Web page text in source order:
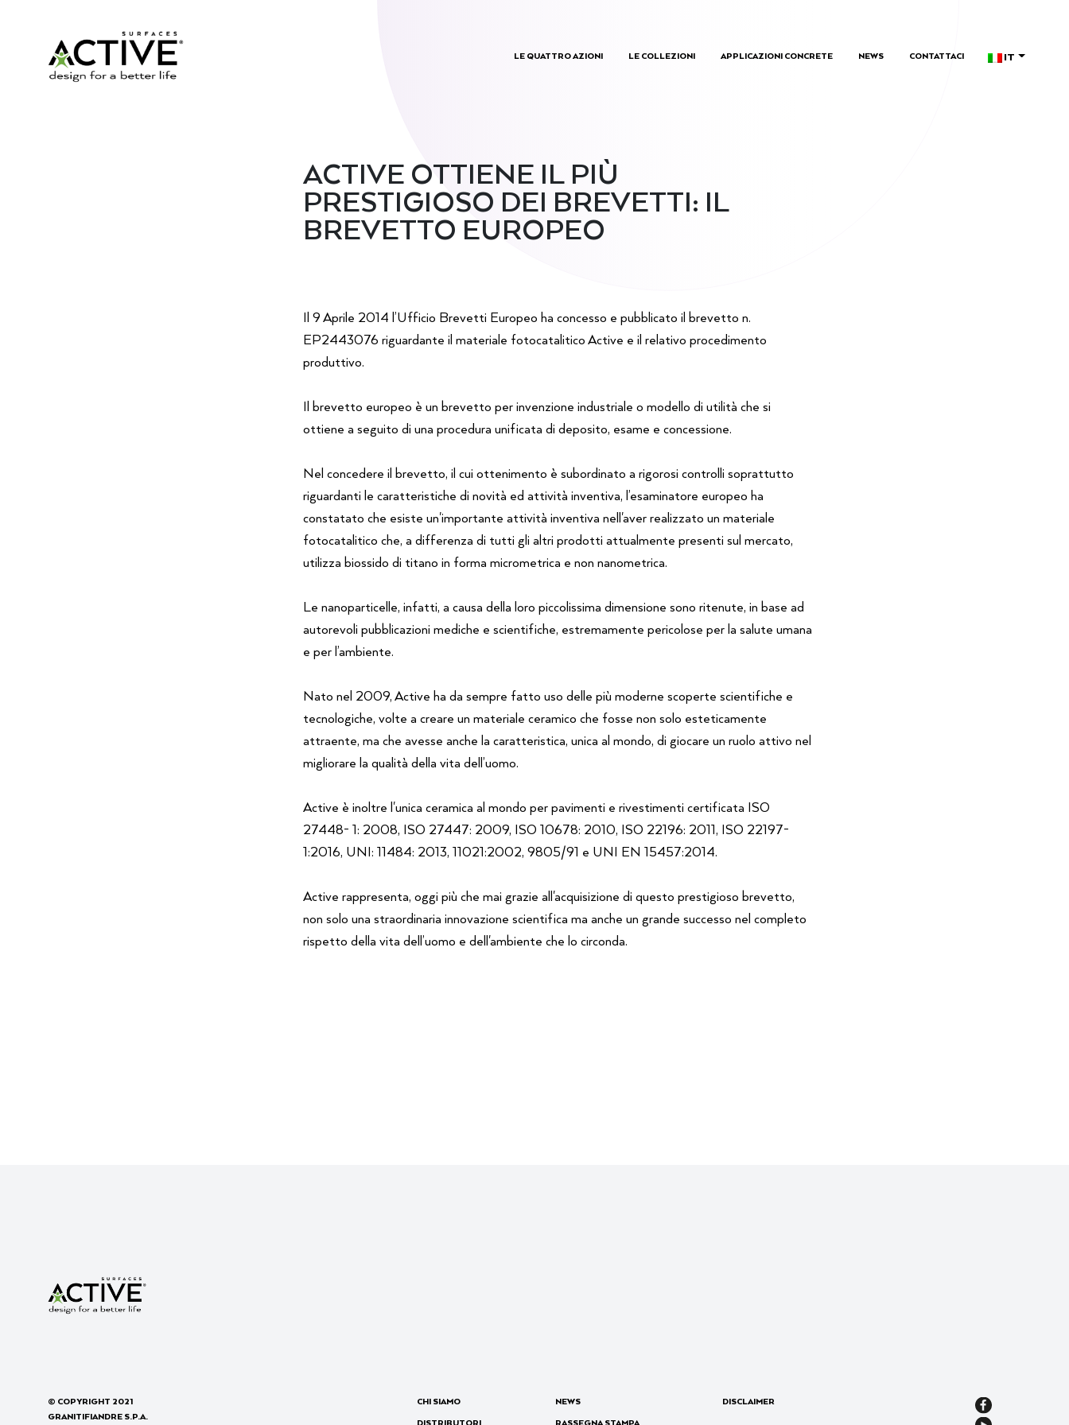
LE QUATTRO AZIONI LE COLLEZIONI APPLICAZIONI CONCRETE NEWS CONTATTACI IT
ACTIVE OTTIENE IL PIÙ
PRESTIGIOSO DEI BREVETTI: IL
BREVETTO EUROPEO
Il 9 Aprile 2014 l’Ufficio Brevetti Europeo ha concesso e pubblicato il brevetto n.
EP2443076 riguardante il materiale fotocatalitico Active e il relativo procedimento
produttivo.
Il brevetto europeo è un brevetto per invenzione industriale o modello di utilità che si
ottiene a seguito di una procedura unificata di deposito, esame e concessione.
Nel concedere il brevetto, il cui ottenimento è subordinato a rigorosi controlli soprattutto
riguardanti le caratteristiche di novità ed attività inventiva, l’esaminatore europeo ha
constatato che esiste un'importante attività inventiva nell'aver realizzato un materiale
fotocatalitico che, a differenza di tutti gli altri prodotti attualmente presenti sul mercato,
utilizza biossido di titano in forma micrometrica e non nanometrica.
Le nanoparticelle, infatti, a causa della loro piccolissima dimensione sono ritenute, in base ad
autorevoli pubblicazioni mediche e scientifiche, estremamente pericolose per la salute umana
e per l’ambiente.
Nato nel 2009, Active ha da sempre fatto uso delle più moderne scoperte scientifiche e
tecnologiche, volte a creare un materiale ceramico che fosse non solo esteticamente
attraente, ma che avesse anche la caratteristica, unica al mondo, di giocare un ruolo attivo nel
migliorare la qualità della vita dell’uomo.
Active è inoltre l'unica ceramica al mondo per pavimenti e rivestimenti certificata ISO
27448- 1: 2008, ISO 27447: 2009, ISO 10678: 2010, ISO 22196: 2011, ISO 22197-
1:2016, UNI: 11484: 2013, 11021:2002, 9805/91 e UNI EN 15457:2014.
Active rappresenta, oggi più che mai grazie all'acquisizione di questo prestigioso brevetto,
non solo una straordinaria innovazione scientifica ma anche un grande successo nel completo
rispetto della vita dell’uomo e dell'ambiente che lo circonda.
© COPYRIGHT 2021
GRANITIFIANDRE S.P.A.
CHI SIAMO
NEWS
DISCLAIMER